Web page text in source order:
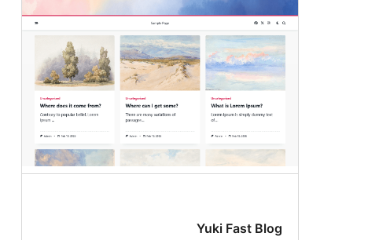
Yuki Fast Blog